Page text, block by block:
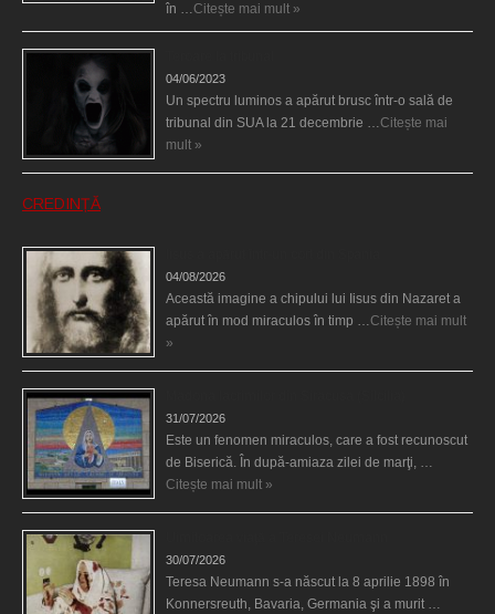
în …Citește mai mult »
04/06/2023
Un spectru luminos a apărut brusc într-o sală de
tribunal din SUA la 21 decembrie …Citește mai
mult »
CREDINȚĂ
04/08/2026
Această imagine a chipului lui Iisus din Nazaret a
apărut în mod miraculos în timp …Citește mai mult
»
31/07/2026
Este un fenomen miraculos, care a fost recunoscut
de Biserică. În după-amiaza zilei de marţi, …
Citește mai mult »
30/07/2026
Teresa Neumann s-a născut la 8 aprilie 1898 în
Konnersreuth, Bavaria, Germania şi a murit …